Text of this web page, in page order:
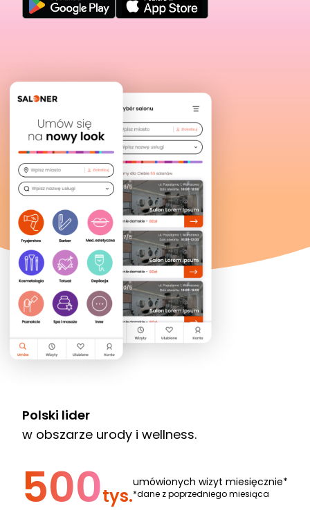
Polski lider
w obszarze urody i wellness.
500tys.
umówionych wizyt miesięcznie*
*dane z poprzedniego miesiąca